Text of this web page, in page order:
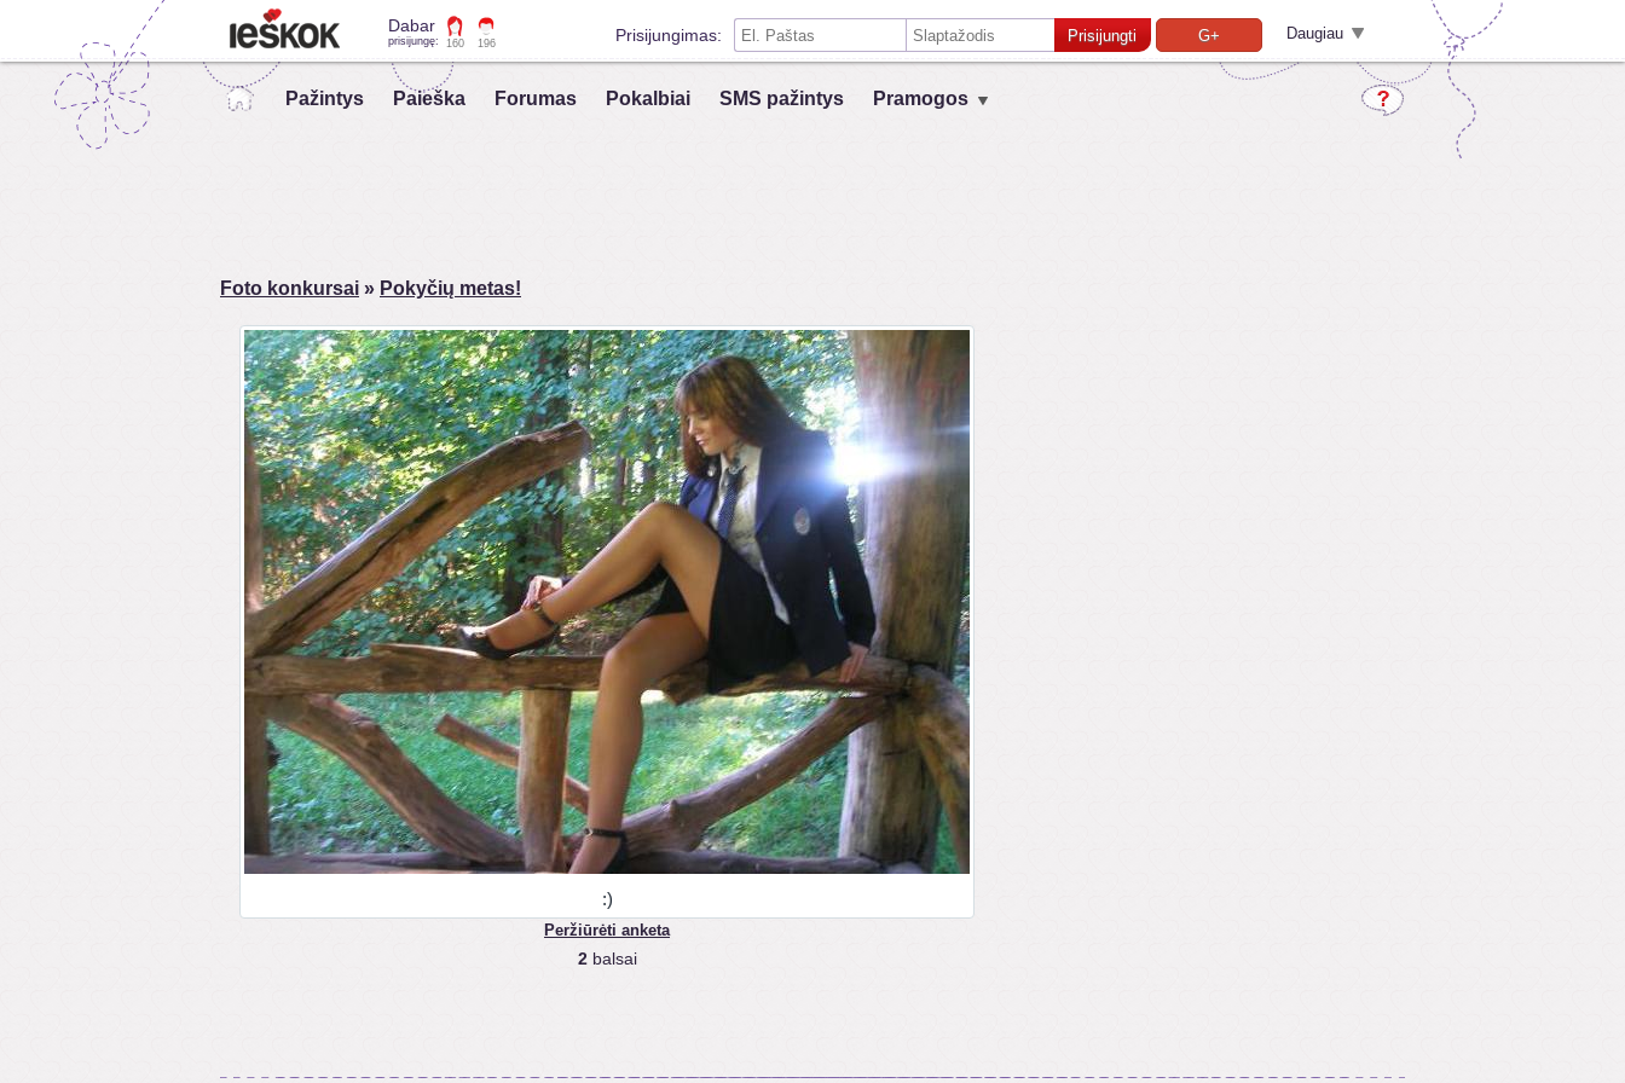
Dabar
prisijungę: 160 196 Prisijungimas: Prisijungti G+
Prisiminti mane šiame kompiuteryje
Daugiau
Pažintys Paieška Forumas Pokalbiai SMS pažintys Pramogos
Foto konkursai » Pokyčių metas!
:)
Peržiūrėti anketa
2balsai